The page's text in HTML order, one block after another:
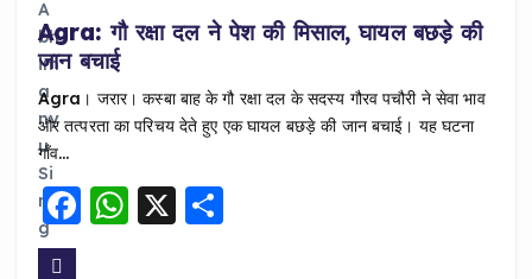
Agra: गौ रक्षा दल ने पेश की मिसाल, घायल बछड़े की
जान बचाई
Agra। जरार। कस्बा बाह के गौ रक्षा दल के सदस्य गौरव पचौरी ने सेवा भाव
और तत्परता का परिचय देते हुए एक घायल बछड़े की जान बचाई। यह घटना
गाँव…
F WX S